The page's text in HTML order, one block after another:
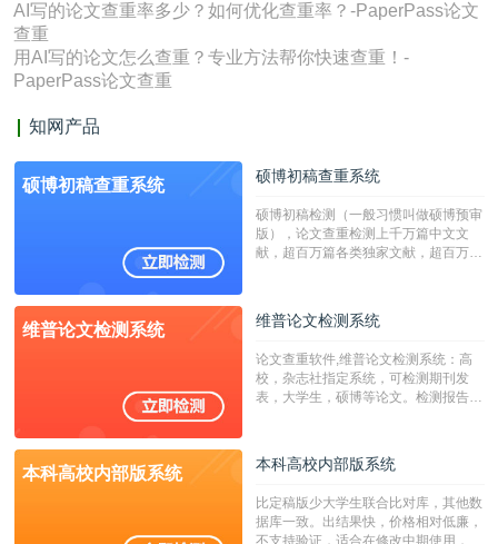
AI写的论文查重率多少？如何优化查重率？-PaperPass论文
查重
用AI写的论文怎么查重？专业方法帮你快速查重！-
PaperPass论文查重
知网产品
硕博初稿查重系统 硕博初稿查重系统
硕博初稿检测（一般习惯叫做硕博预审
版），论文查重检测上千万篇中文文
献，超百万篇各类独家文献，超百万港
校用来检测硕博论文的系统，检测范围
广，数据来源真实，检测算法合理!本
字符数30万）
维普论文检测系统 维普论文检测系统
论文查重软件,维普论文检测系统：高
校，杂志社指定系统，可检测期刊发
表，大学生，硕博等论文。检测报告支
本科高校内部版系统 本科高校内部版系统
比定稿版少大学生联合比对库，其他数
据库一致。出结果快，价格相对低廉，
不支持验证，适合在修改中期使用，定